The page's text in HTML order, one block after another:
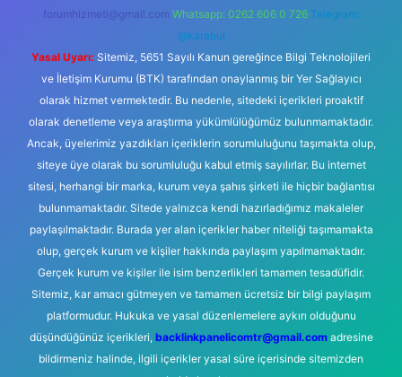
forumhizmeti@gmail.com Whatsapp: 0262 606 0 726 Telegram:
@karabul
Yasal Uyarı: Sitemiz, 5651 Sayılı Kanun gereğince Bilgi Teknolojileri
ve İletişim Kurumu (BTK) tarafından onaylanmış bir Yer Sağlayıcı
olarak hizmet vermektedir. Bu nedenle, sitedeki içerikleri proaktif
olarak denetleme veya araştırma yükümlülüğümüz bulunmamaktadır.
Ancak, üyelerimiz yazdıkları içeriklerin sorumluluğunu taşımakta olup,
siteye üye olarak bu sorumluluğu kabul etmiş sayılırlar. Bu internet
sitesi, herhangi bir marka, kurum veya şahıs şirketi ile hiçbir bağlantısı
bulunmamaktadır. Sitede yalnızca kendi hazırladığımız makaleler
paylaşılmaktadır. Burada yer alan içerikler haber niteliği taşımamakta
olup, gerçek kurum ve kişiler hakkında paylaşım yapılmamaktadır.
Gerçek kurum ve kişiler ile isim benzerlikleri tamamen tesadüfidir.
Sitemiz, kar amacı gütmeyen ve tamamen ücretsiz bir bilgi paylaşım
platformudur. Hukuka ve yasal düzenlemelere aykırı olduğunu
düşündüğünüz içerikleri, backlinkpanelicomtr@gmail.comadresine
bildirmeniz halinde, ilgili içerikler yasal süre içerisinde sitemizden